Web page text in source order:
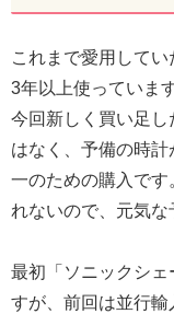
これまで愛用してい
3年以上使っていま
今回新しく買い足
はなく、予備の時
一のための購入で
れないので、元気な
最初「ソニックシ
すが、前回は並行輸